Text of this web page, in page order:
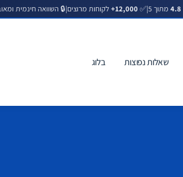
4.8 מתוך 5 |
✅
12,000+ לקוחות מרוצים|🔒 השוואה חינמית
שאלות נפוצות בלוג